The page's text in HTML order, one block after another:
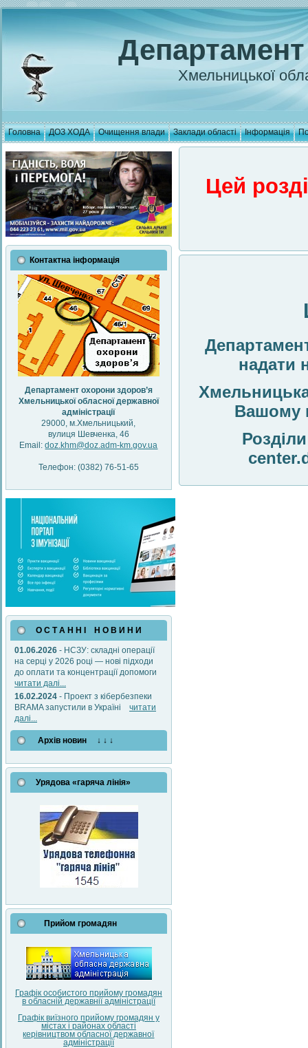
Хмельницької
Головна ДОЗ ХОДА Очищення влади Заклади області Інформація
Контактна інформація
Департамент охорони здоров’я
Хмельницької обласної державної
адміністрації
29000, м.Хмельницький,
вулиця Шевченка, 46
Email:doz.khm@doz.adm-km.gov.ua
Телефон: (0382) 76-51-65
О С Т А Н Н І Н О В И Н И
01.06.2026 - НСЗУ: складні операції
на серці у 2026 році — нові підходи
до оплати та концентрації допомоги
читати далі...
16.02.2024 - Проект з кібербезпеки
BRAMA запустили в Україні читати
далі...
Архів новин ↓ ↓ ↓
Урядова «гаряча лінія»
Прийом громадян
Графік особистого прийому громадян
в обласній державнії адміністрації
Графік виїзного прийому громадян у
містах і районах області
керівництвом обласної державної
адміністрації
Цей
надати
Вашому